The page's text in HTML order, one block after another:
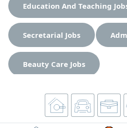
Education And Teaching
Secretarial Jobs
Beauty Care Jobs